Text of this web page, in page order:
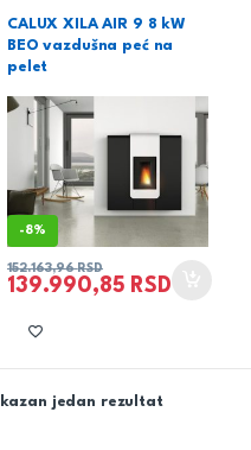
CALUX XILA AIR 9 8 kW
BEO vazdušna peć na
pelet
-8%
139.990,85 RSD
152.163,96RSD
jedan rezultat